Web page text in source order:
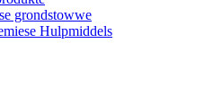
grondstowwe
Hulpmiddels